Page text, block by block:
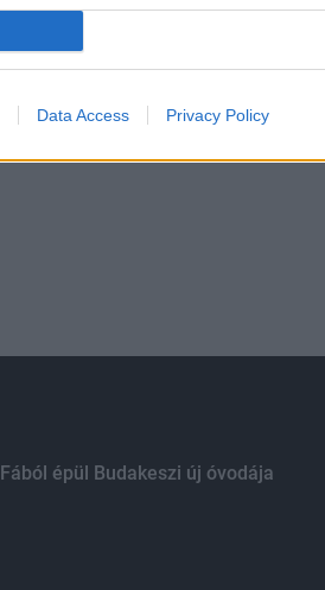
Data Access Privacy Policy
Fából épül Budakeszi új óvodája